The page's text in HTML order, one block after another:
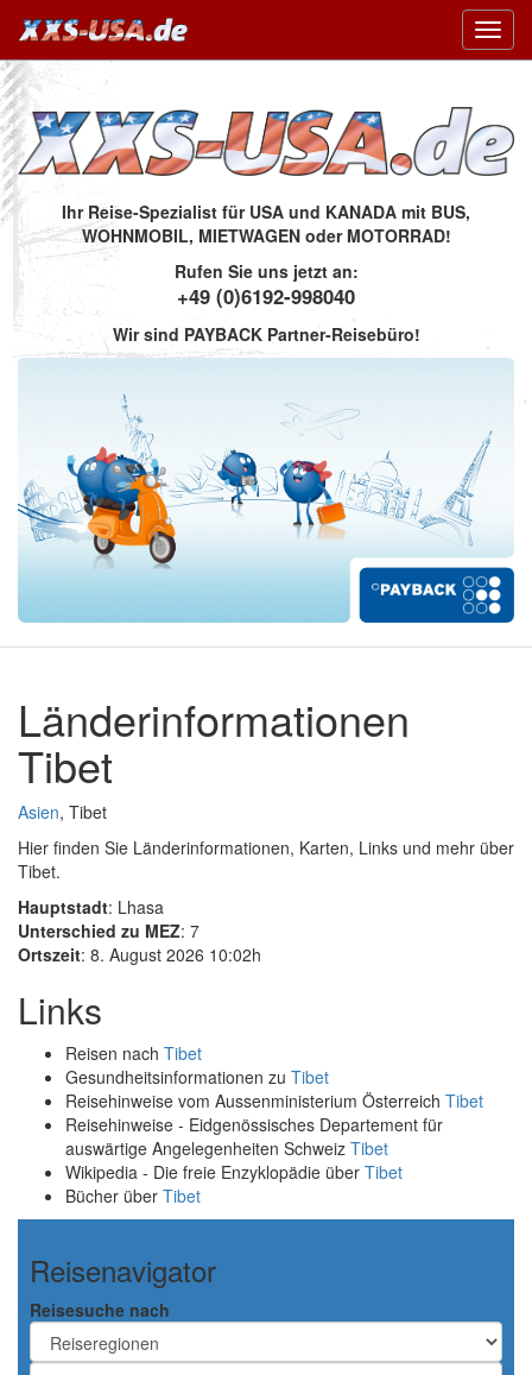
Ihr Reise-Spezialist für USA und KANADA mit BUS,
WOHNMOBIL, MIETWAGEN oder MOTORRAD!
Rufen Sie uns jetzt an:
+49 (0)6192-998040
Wir sind PAYBACK Partner-Reisebüro!
Länderinformationen
Tibet
Asien, Tibet
Hier finden Sie Länderinformationen, Karten, Links und mehr über
Tibet.
Hauptstadt: Lhasa
Unterschied zu MEZ: 7
Ortszeit: 8. August 2026 10:02h
Links
Reisen nach Tibet
Gesundheitsinformationen zu Tibet
Reisehinweise vom Aussenministerium Österreich Tibet
Reisehinweise - Eidgenössisches Departement für
auswärtige Angelegenheiten Schweiz Tibet
Wikipedia - Die freie Enzyklopädie über Tibet
Bücher über Tibet
Reisenavigator
Reisesuche nach